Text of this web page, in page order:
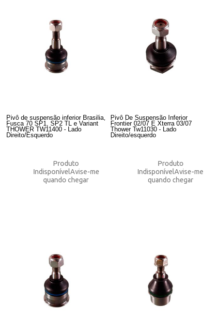
Pivô de suspensão inferior Brasilia,
Fusca 70 SP1, SP2 TL e Variant
THOWER TW11400 - Lado
Direito/Esquerdo
Produto
IndisponívelAvise-me
quando chegar
Pivô De Suspensão Inferior
Frontier 02/07 E Xterra 03/07
Thower Tw11030 - Lado
Direito/esquerdo
Produto
IndisponívelAvise-me
quando chegar